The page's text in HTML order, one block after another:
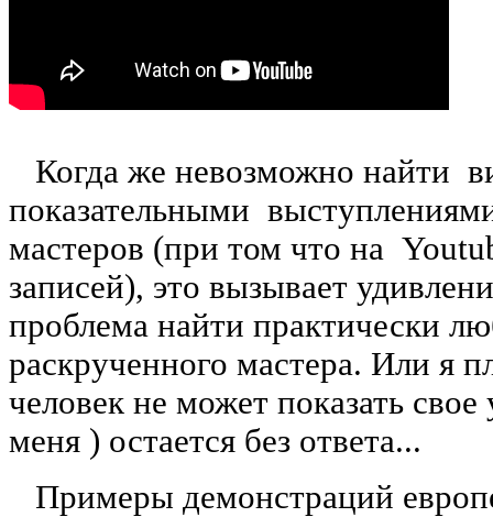
Когда же невозможно найти
показательными
мастеров (при том что на
записей), это вызывает
проблема найти практически
раскрученного мастера. Или я
человек не может показать
меня ) остается без ответа...
Примеры демонстраций